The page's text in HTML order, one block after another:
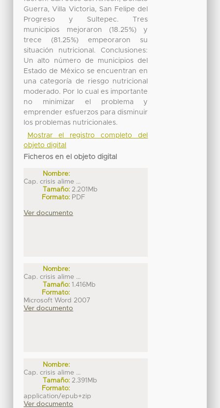
Guerra, Villa Victoria, San Felipe del
Progreso y Sultepec. Tres
municipios mejoraron (18.25%) y
trece (81.25%) empeoraron su
situación nutricional. Conclusiones:
Un alto número de municipios del
Estado de México se encuentran en
una categoría de riesgo nutricional
moderado. Por lo cual es importante
no minimizar el problema y
emprender esfuerzos para disminuir
los problemas nutricionales.
Mostrar el registro completo del
objeto digital
Ficheros en el objeto digital
Nombre:
Cap. crisis alime ...
Tamaño: 2.201Mb
Formato: PDF
Ver documento
Nombre:
Cap. crisis alime ...
Tamaño: 1.416Mb
Formato:
Microsoft Word 2007
Ver documento
Nombre:
Cap. crisis alime ...
Tamaño: 2.391Mb
Formato:
application/epub+zip
Ver documento